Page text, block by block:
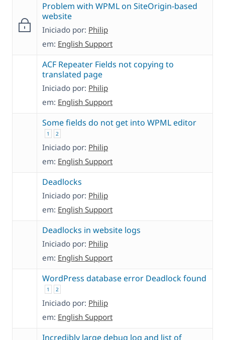
Problem with WPML on SiteOrigin-based
website
Iniciado por: Philip
em: English Support
ACF Repeater Fields not copying to
translated page
Iniciado por: Philip
em: English Support
Some fields do not get into WPML editor
1 2
Iniciado por: Philip
em: English Support
Deadlocks
Iniciado por: Philip
em: English Support
Deadlocks in website logs
Iniciado por: Philip
em: English Support
WordPress database error Deadlock found
1 2
Iniciado por: Philip
em: English Support
Incredibly large debug log and list of